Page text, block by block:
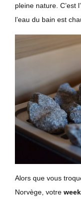
pleine nature. C’est
l’eau du bain est
Alors que vous
Norvège, votre